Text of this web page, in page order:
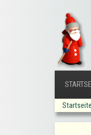
Startseite